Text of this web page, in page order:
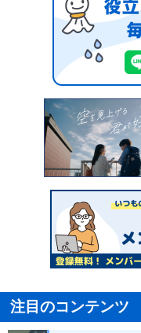
注目のコンテンツ